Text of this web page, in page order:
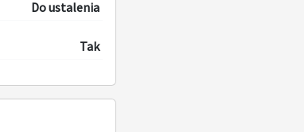
Do ustalenia
Tak